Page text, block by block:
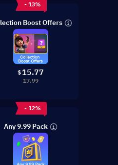
- 13%
Boost Offers
$ 15.77
17.99
- 12%
Any 9.99 Pack